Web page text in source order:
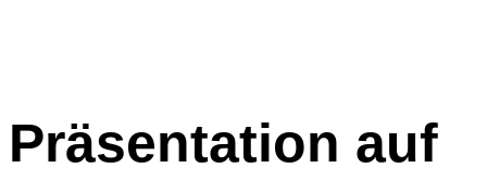
Präsentation auf